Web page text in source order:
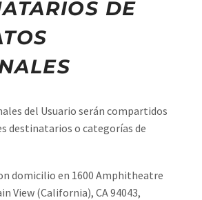
DE
del Usuario serán compartidos
destinatarios o categorías de
domicilio en 1600 Amphitheatre
View (California), CA 94043,